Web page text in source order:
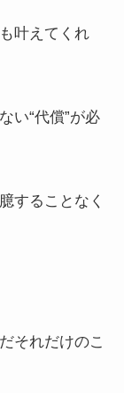
叶えてくれ
い“代償”が必
することなく
それだけのこ